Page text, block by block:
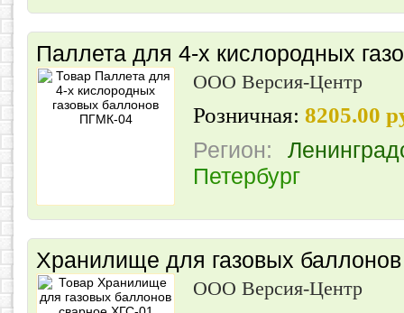
Паллета для 4-х кислородных
ООО Версия-Центр
Розничная: 8205.00
Регион:
Петербург
Хранилище для газовых
ООО Версия-Центр